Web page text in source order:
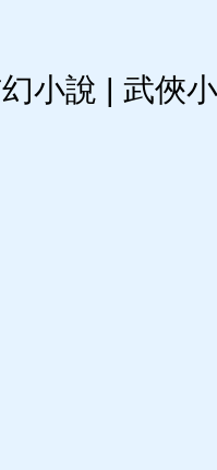
小說 | 武俠